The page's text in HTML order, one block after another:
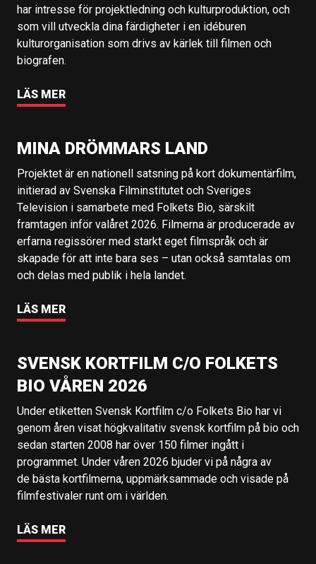
har intresse för projektledning och kulturproduktion, och
som vill utveckla dina färdigheter i en idéburen
kulturorganisation som drivs av kärlek till filmen och
biografen.
LÄS MER
MINA DRÖMMARS LAND
Projektet är en nationell satsning på kort dokumentärfilm,
initierad av Svenska Filminstitutet och Sveriges
Television i samarbete med Folkets Bio, särskilt
framtagen inför valåret 2026. Filmerna är producerade av
erfarna regissörer med starkt eget filmspråk och är
skapade för att inte bara ses – utan också samtalas om
och delas med publik i hela landet.
LÄS MER
SVENSK KORTFILM C/O FOLKETS
BIO VÅREN 2026
Under etiketten Svensk Kortfilm c/o Folkets Bio har vi
genom åren visat högkvalitativ svensk kortfilm på bio och
sedan starten 2008 har över 150 filmer ingått i
programmet. Under våren 2026 bjuder vi på några av
de bästa kortfilmerna, uppmärksammade och visade på
filmfestivaler runt om i världen.
LÄS MER